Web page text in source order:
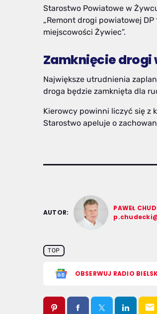
Starostwo Powiatowe w
„Remont drogi powiatowej
miejscowości Żywiec”.
Zamknięcie drogi
Największe utrudnienia
droga będzie zamknięta dla
Kierowcy powinni liczyć się z
Starostwo apeluje o
AUTOR:
PAWEŁ
TOP
OBSERWUJ RADIO
email